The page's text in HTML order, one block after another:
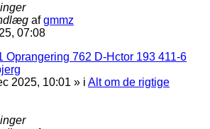
afgmmz
07:08
Oprangering 762 D-Hctor 193 411-6
2025, 10:01 » i Alt om de rigtige